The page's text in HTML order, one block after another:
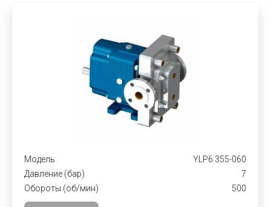
Модель
YLP6 355-060
Давление (бар)
7
Обороты (об/мин)
500